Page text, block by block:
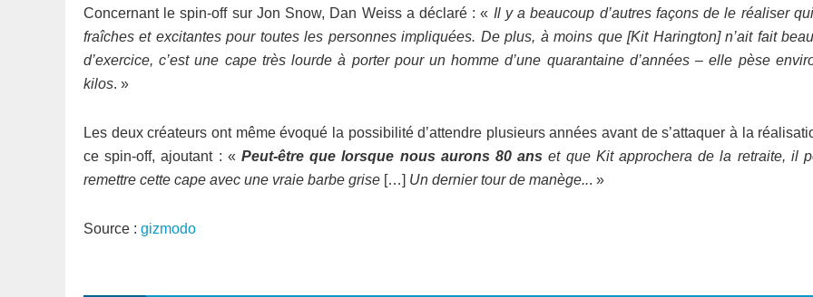
Concernant le spin-off sur Jon Snow, Dan Weiss a déclaré : « Il y a beaucoup d’autres façons de le réaliser
fraîches et excitantes pour toutes les personnes impliquées. De plus, à moins que [Kit Harington] n’ait fait
d’exercice, c’est une cape très lourde à porter pour un homme d’une quarantaine d’années – elle pèse
kilos. »
Les deux créateurs ont même évoqué la possibilité d’attendre plusieurs années avant de s’attaquer à la
ce spin-off, ajoutant : « Peut-être que lorsque nous aurons 80 ans et que Kit approchera de la retraite, il
remettre cette cape avec une vraie barbe grise […] Un dernier tour de manège... »
Source : gizmodo